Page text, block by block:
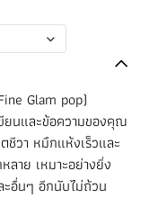
Glam pop)
ยนและข้อความของคุณ
ชีวา หมึกแห้งเร็วและ
ลาย เหมาะอย่างยิ่ง
ะอื่นๆ อีกนับไม่ถ้วน